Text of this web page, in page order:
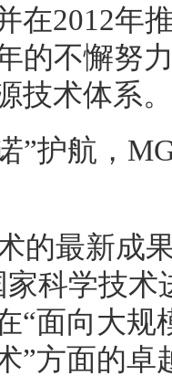
在2012年
的不懈努
技术体系。
的最新成
科学技
“面向大规
”方面的卓